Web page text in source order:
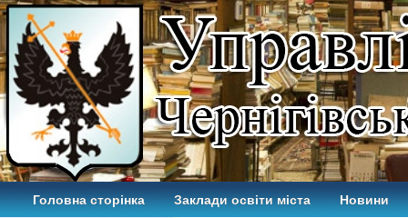
Головна сторінка Заклади освіти міста Новини